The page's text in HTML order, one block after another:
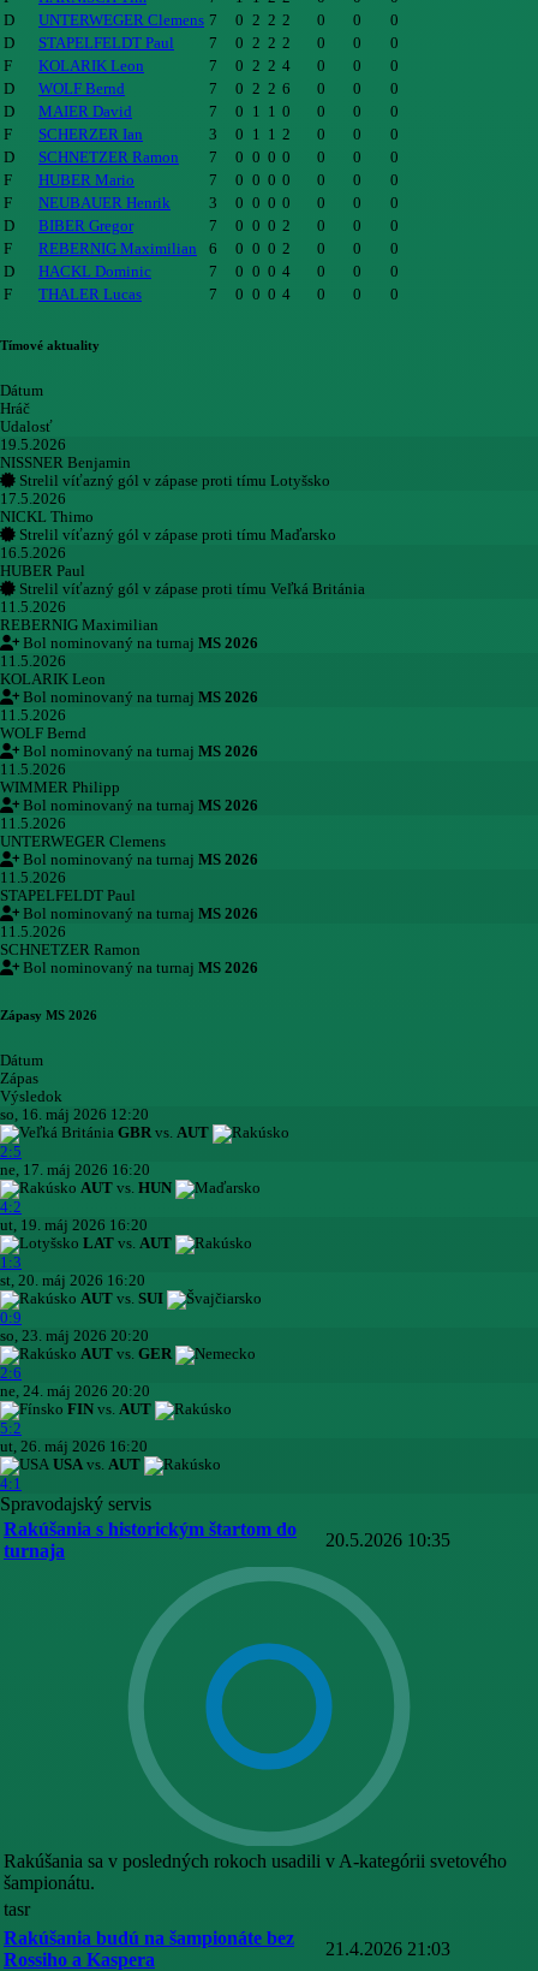
D
UNTERWEGER Clemens 7 0 2 2 2 0 0
0
D
STAPELFELDT Paul 7 0 2 2 2 0 0
0
F
KOLARIK Leon 7 0 2 2 4 0 0
0
D
WOLF Bernd 7 0 2 2 6 0 0
0
D
MAIER David 7 0 1 1 0 0 0
0
F
SCHERZER Ian 3 0 1 1 2 0 0
0
D
SCHNETZER Ramon 7 0 0 0 0 0 0
0
F
HUBER Mario 7 0 0 0 0 0 0
0
F
NEUBAUER Henrik 3 0 0 0 0 0 0
0
D
BIBER Gregor 7 0 0 0 2 0 0
0
F
REBERNIG Maximilian 6 0 0 0 2 0 0
0
D
HACKL Dominic 7 0 0 0 4 0 0
0
F
THALER Lucas 7 0 0 0 4 0 0 0
Tímové aktuality
Dátum
Hráč
Udalosť
19.5.2026
NISSNER Benjamin
Strelil víťazný gól v zápase proti tímu Lotyšsko
17.5.2026
NICKL Thimo
Strelil víťazný gól v zápase proti tímu Maďarsko
16.5.2026
HUBER Paul
Strelil víťazný gól v zápase proti tímu Veľká Británia
11.5.2026
REBERNIG Maximilian
Bol nominovaný na turnaj MS 2026
11.5.2026
KOLARIK Leon
Bol nominovaný na turnaj MS 2026
11.5.2026
WOLF Bernd
Bol nominovaný na turnaj MS 2026
11.5.2026
WIMMER Philipp
Bol nominovaný na turnaj MS 2026
11.5.2026
UNTERWEGER Clemens
Bol nominovaný na turnaj MS 2026
11.5.2026
STAPELFELDT Paul
Bol nominovaný na turnaj MS 2026
11.5.2026
SCHNETZER Ramon
Bol nominovaný na turnaj MS 2026
Zápasy MS 2026
Dátum
Zápas
Výsledok
so, 16. máj 2026 12:20
GBR vs. AUT
2:5
ne, 17. máj 2026 16:20
AUT vs. HUN
4:2
ut, 19. máj 2026 16:20
LAT vs. AUT
1:3
st, 20. máj 2026 16:20
AUT vs. SUI
0:9
so, 23. máj 2026 20:20
AUT vs. GER
2:6
ne, 24. máj 2026 20:20
FIN vs. AUT
5:2
ut, 26. máj 2026 16:20
USA vs. AUT
4:1
Spravodajský servis
Rakúšania s historickým štartom do
turnaja
20.5.2026 10:35
Rakúšania sa v posledných rokoch usadili v A-kategórii svetového
šampionátu.
tasr
Rakúšania budú na šampionáte bez
Rossiho a Kaspera
21.4.2026 21:03